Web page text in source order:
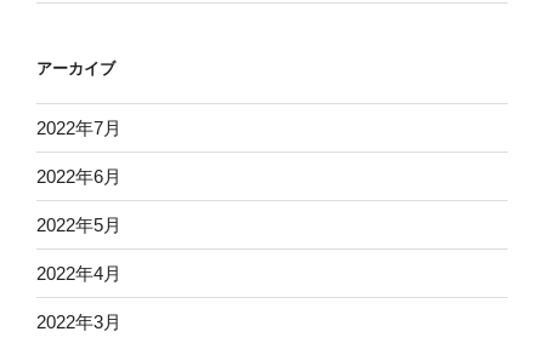
アーカイブ
2022年7月
2022年6月
2022年5月
2022年4月
2022年3月